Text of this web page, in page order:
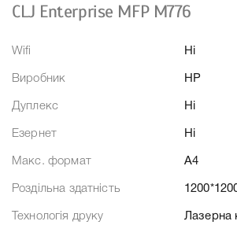
CLJ Enterprise MFP M776
Wifi Ні
Виробник HP
Дуплекс Ні
Езернет Ні
Макс. формат A4
Роздільна здатність
Технологія друку Лазерна